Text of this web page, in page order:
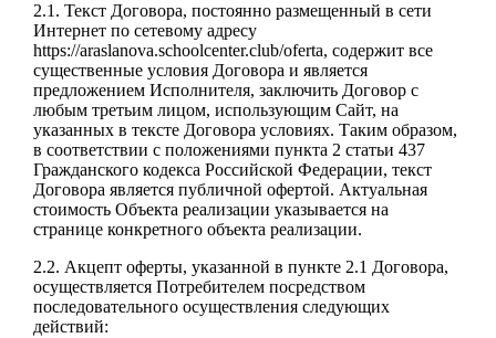
2.1. Текст Договора, постоянно размещенный в сети
Интернет по сетевому адресу
https://araslanova.schoolcenter.club/oferta, содержит все
существенные условия Договора и является
предложением Исполнителя, заключить Договор с
любым третьим лицом, использующим Сайт, на
указанных в тексте Договора условиях. Таким образом,
в соответствии с положениями пункта 2 статьи 437
Гражданского кодекса Российской Федерации, текст
Договора является публичной офертой. Актуальная
стоимость Объекта реализации указывается на
странице конкретного объекта реализации.
2.2. Акцепт оферты, указанной в пункте 2.1 Договора,
осуществляется Потребителем посредством
последовательного осуществления следующих
действий: